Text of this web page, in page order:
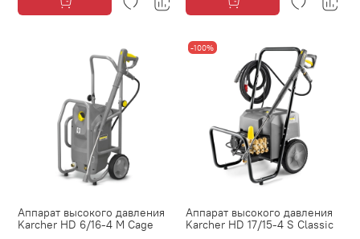
Аппарат высокого давления
Karcher HD 6/16-4 М Cage
-100%
Аппарат высокого давления
Karcher HD 17/15-4 S Classic